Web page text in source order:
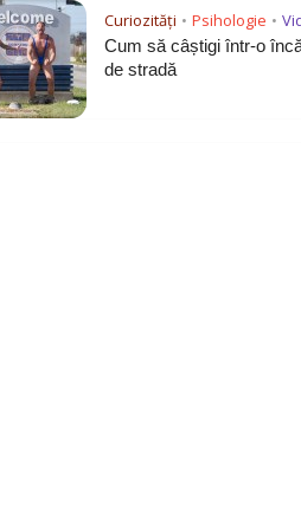
Curiozități • Psihologie •
Cum să câștigi într-o
de stradă